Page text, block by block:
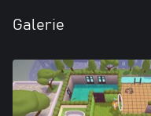
Galerie